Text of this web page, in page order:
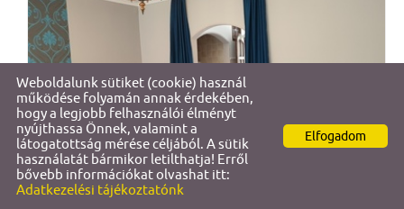
Elfogadom
Weboldalunk sütiket (cookie) használ
működése folyamán annak érdekében,
hogy a legjobb felhasználói élményt
nyújthassa Önnek, valamint a
látogatottság mérése céljából. A sütik
használatát bármikor letilthatja! Erről
bővebb információkat olvashat itt:
Adatkezelési tájékoztatónk